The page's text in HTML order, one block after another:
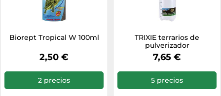
Biorept Tropical W 100ml
2,50 €
2 precios
TRIXIE terrarios de
pulverizador
7,65 €
5 precios